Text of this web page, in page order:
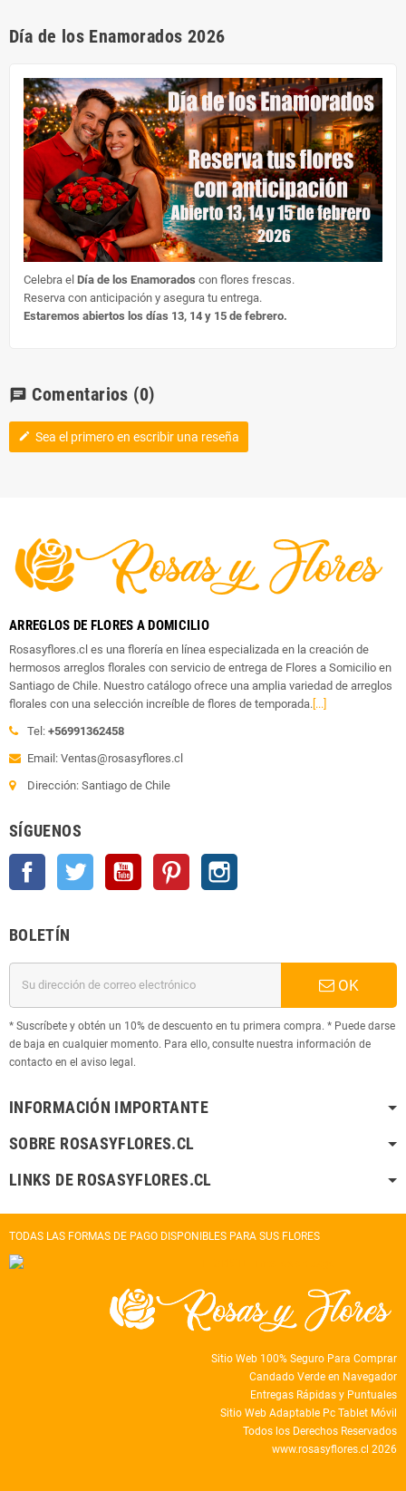
Día de los Enamorados 2026
Celebra el Día de los Enamorados con flores frescas.
Reserva con anticipación y asegura tu entrega.
Estaremos abiertos los días 13, 14 y 15 de febrero.
chat Comentarios (0)
edit Sea el primero en escribir una reseña
ARREGLOS DE FLORES A DOMICILIO
Rosasyflores.cl es una florería en línea especializada en la creación de
hermosos arreglos florales con servicio de entrega de Flores a Somicilio en
Santiago de Chile. Nuestro catálogo ofrece una amplia variedad de arreglos
florales con una selección increíble de flores de temporada. [...]
Tel: +56991362458
Email: Ventas@rosasyflores.cl
Dirección: Santiago de Chile
SÍGUENOS
Facebook Twitter YouTube Pinterest
BOLETÍN
OK
* Suscríbete y obtén un 10% de descuento en tu primera compra. * Puede darse
de baja en cualquier momento. Para ello, consulte nuestra información de
contacto en el aviso legal.
INFORMACIÓN IMPORTANTE
SOBRE ROSASYFLORES.CL
LINKS DE ROSASYFLORES.CL
TODAS LAS FORMAS DE PAGO DISPONIBLES PARA SUS FLORES
Sitio Web 100% Seguro Para Comprar
Candado Verde en Navegador
Entregas Rápidas y Puntuales
Sitio Web Adaptable Pc Tablet Móvil
Todos los Derechos Reservados
www.rosasyflores.cl 2026